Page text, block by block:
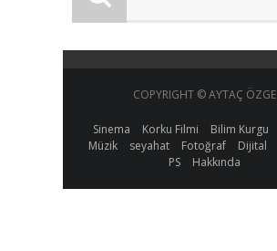
COPYRIGHT © AYTAÇ ÖZGE
Sinema Korku Filmi Bilim Kurgu
Müzik
seyahat Fotoğraf Dijital
PS
Hakkında